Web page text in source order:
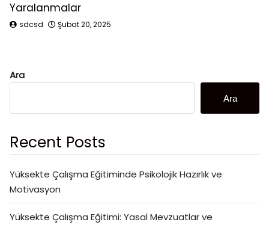
Yaralanmalar
sdcsd Şubat 20, 2025
Ara
Ara
Recent Posts
Yüksekte Çalışma Eğitiminde Psikolojik Hazırlık ve
Motivasyon
Yüksekte Çalışma Eğitimi: Yasal Mevzuatlar ve